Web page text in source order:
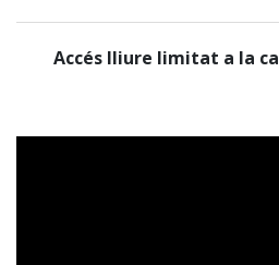
Accés lliure limitat a la